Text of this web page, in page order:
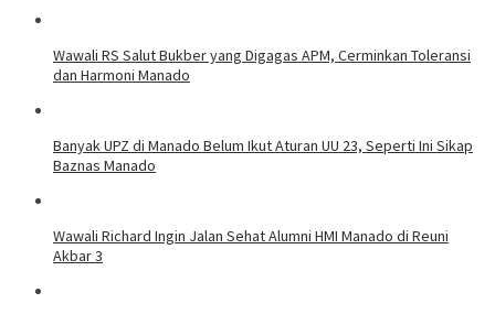
Wawali RS Salut Bukber yang Digagas APM, Cerminkan Toleransi
dan Harmoni Manado
Banyak UPZ di Manado Belum Ikut Aturan UU 23, Seperti Ini Sikap
Baznas Manado
Wawali Richard Ingin Jalan Sehat Alumni HMI Manado di Reuni
Akbar 3